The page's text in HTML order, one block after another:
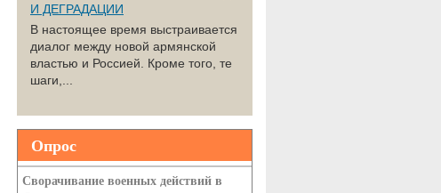
И ДЕГРАДАЦИИ
В настоящее время выстраивается
диалог между новой армянской
властью и Россией. Кроме того, те
шаги,...
Опрос
Сворачивание военных действий в